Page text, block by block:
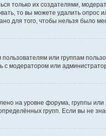
только их создателями,
то вы можете удалить
для того, чтобы нельзя было
или группам
модератором или
на уровне форума, группы
групп. Если вы не